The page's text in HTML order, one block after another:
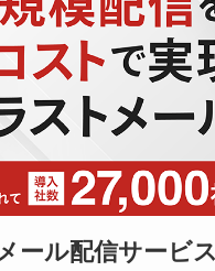
ール配信サービス